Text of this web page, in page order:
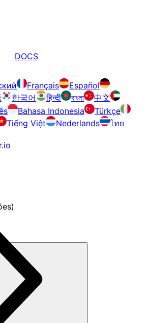
DOCS
Français
Español
한국어 हिन्दी বাংলা
中文
Bahasa Indonesia
Türkçe
Tiếng Việt Nederlands
ไทย